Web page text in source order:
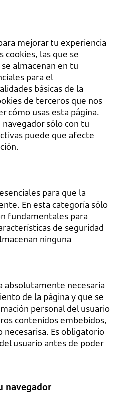
mejorar tu experiencia
cookies, las que se
almacenan en tu
para el
básicas de la
de terceros que nos
cómo usas esta página.
sólo con tu
puede que afecte
para que la
En esta categoría sólo
fundamentales para
de seguridad
ninguna
absolutamente necesaria
de la página y que se
personal del usuario
contenidos embebidos,
necesarisa. Es obligatorio
usuario antes de poder
navegador